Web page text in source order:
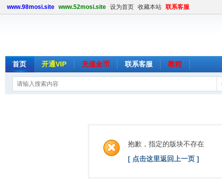
www.98mosi.site www.52mosi.site 设为首页 收藏本站 联系客服
首页 开通VIP 充值金币 联系客服 教程
抱歉，指定的版块不存在
[ 点击这里返回上一页 ]